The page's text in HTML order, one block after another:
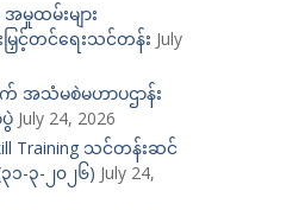
မှုထမ်းများ
င့်တင်ရေးသင်တန်း July
က် အသံမစဲမဟာပဌာန်း
July 24, 2026
Training သင်တန်းဆင်
၁-၃-၂၀၂၆) July 24,